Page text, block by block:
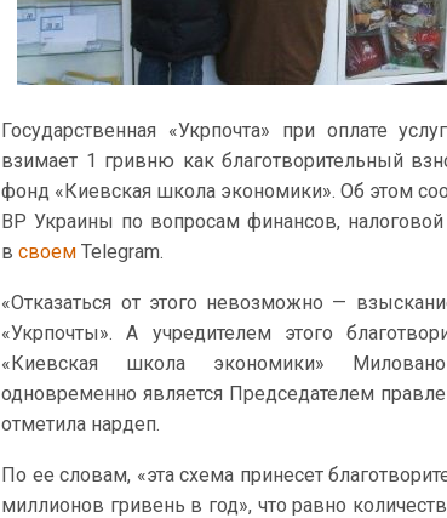
Государственная «Укрпочта» при оплате
взимает 1 гривню как благотворительный
фонд «Киевская школа экономики». Об этом
ВР Украины по вопросам финансов,
всвоем Telegram.
«Отказаться от этого невозможно —
«Укрпочты». А учредителем этого
«Киевская школа экономики»
одновременно является Председателем
отметила нардеп.
По ее словам, «эта схема принесет
миллионов гривень в год», что равно